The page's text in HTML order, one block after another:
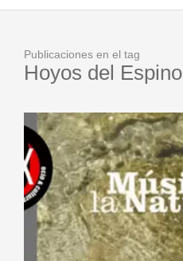
Publicaciones en el tag
Hoyos del Espino